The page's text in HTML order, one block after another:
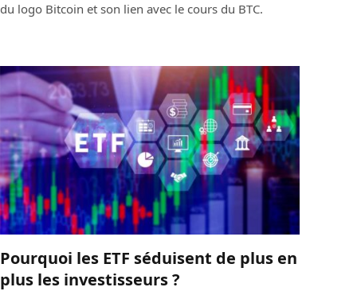
du logo Bitcoin et son lien avec le cours du BTC.
Pourquoi les ETF séduisent de plus en
plus les investisseurs ?